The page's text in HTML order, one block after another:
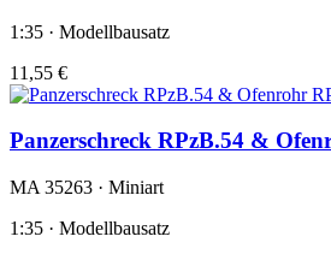
1:35 · Modellbausatz
11,55 €
Panzerschreck RPzB.54 &
MA 35263 · Miniart
1:35 · Modellbausatz